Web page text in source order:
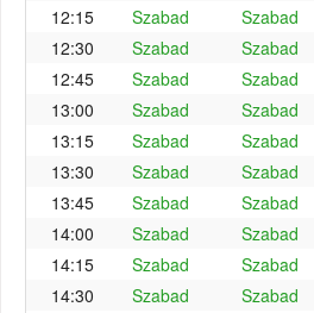
12:15
Szabad Szabad
12:30
Szabad Szabad
12:45
Szabad Szabad
13:00
Szabad Szabad
13:15
Szabad Szabad
13:30
Szabad Szabad
13:45
Szabad Szabad
14:00
Szabad Szabad
14:15
Szabad Szabad
14:30
Szabad Szabad